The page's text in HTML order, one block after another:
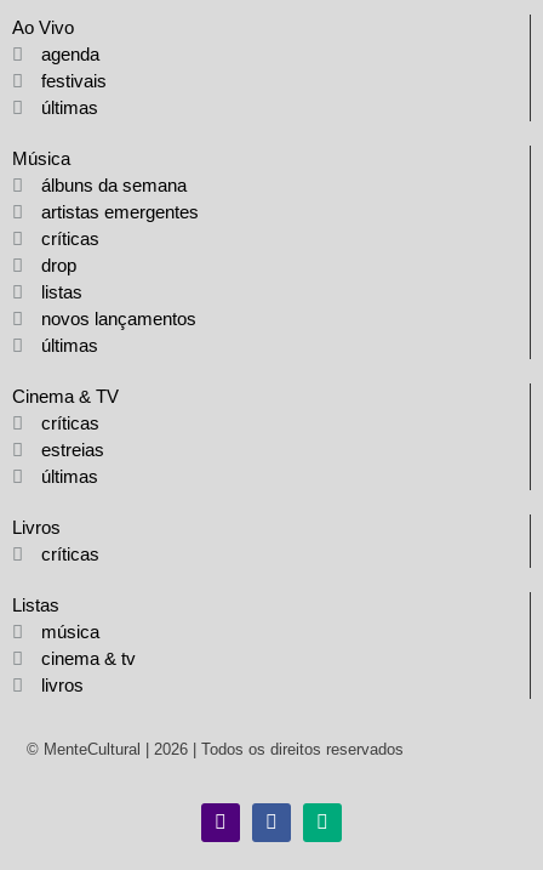
Ao Vivo
agenda
festivais
últimas
Música
álbuns da semana
artistas emergentes
críticas
drop
listas
novos lançamentos
últimas
Cinema & TV
críticas
estreias
últimas
Livros
críticas
Listas
música
cinema & tv
livros
© MenteCultural | 2026 | Todos os direitos reservados